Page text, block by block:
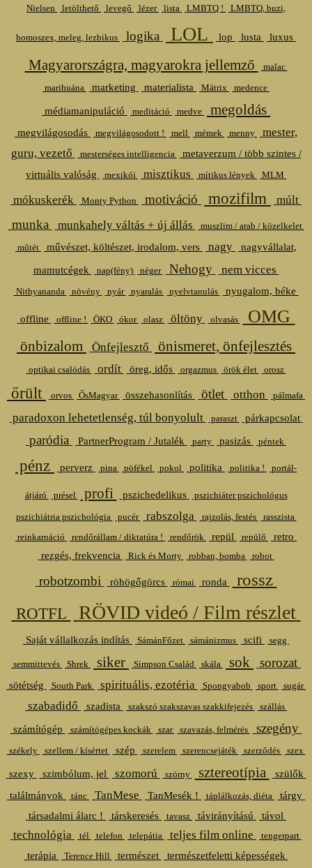
Nielsen letölthető levegő lézer lista LMBTQ ! LMBTQ, buzi,
homoszex, meleg, lezbikus logika LOL lop lusta luxus
Magyarországra, magyarokra jellemző
malac
marihuána
marketing materialista Mátrix medence
médiamanipuláció meditáció medve megoldás
megvilágosodás megvilágosodott ! mell mémek menny
mester,
guru, vezető
mesterséges intelligencia
metaverzum / több szintes /
virtuális valóság
mexikói misztikus mítikus lények MLM
mókuskerék Monty Python motiváció mozifilm múlt
munka munkahely váltás + új állás muszlim / arab / közelkelet
műtét művészet, költészet, irodalom, vers nagy
nagyvállalat,
mamutcégek
nap(fény) néger Nehogy nem vicces
Nithyananda növény nyár nyaralás nyelvtanulás nyugalom, béke
offline offline ! ÖKO ókor olasz öltöny olvasás OMG
önbizalom Önfejlesztő önismeret, önfejlesztés
optikai csalódás ordít öreg, idős orgazmus örök élet orosz
őrült orvos ŐsMagyar összehasonlítás ötlet otthon pálmafa
paradoxon lehetetlenség, túl bonyolult paraszt párkapcsolat
paródia PartnerProgram / Jutalék party pasizás péntek
pénz perverz pina pöfékel pokol politika politika ! portál-
átjáró présel profi pszichedelikus pszichiáter pszichológus
pszichiátria pszichológia pucér rabszolga rajzolás, festés
rasszista
reinkarnáció
rendőrállam / diktatúra ! rendőrök repül repülő
retro
rezgés, frekvencia
Rick és Morty robban, bomba robot
robotzombi röhögőgörcs római ronda rossz
ROTFL RÖVID videó / Film részlet
Saját vállalkozás indítás SámánFőzet sámánizmus scifi segg
semmittevés Shrek siker Simpson Család skála sok sorozat
sötétség South Park spirituális, ezotéria Spongyabob sport sugár
szabadidő szadista szakszó szakszavas szakkifejezés szállás
számítógép számítógépes kockák szar szavazás, felmérés szegény
székely szellem / kísértet szép szerelem szerencsejáték szerződés szex
szexy szimbólum, jel szomorú szörny sztereotípia
szülők
találmányok
tánc TanMese TanMesék ! táplálkozás, diéta
tárgy
társadalmi álarc !
társkeresés tavasz távirányítású távol
technológia tél telefon telepátia teljes film online tengerpart
terápia Terence Hill természet
természetfeletti képességek